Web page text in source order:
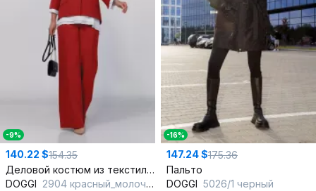
-9%
140.22 $154.35
Деловой костюм из текстиля, жакет, брюки и шифоновая блуза
DOGGI 2904 красный_молочный
-16%
147.24 $175.36
Пальто
DOGGI 5026/1 черный